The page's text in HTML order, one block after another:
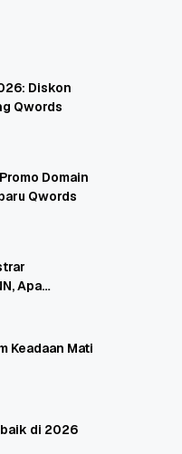
Diskon
Qwords
Domain
Qwords
Apa
Keadaan Mati
di 2026